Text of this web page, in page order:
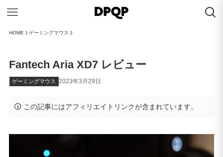
HOME ゲーミングマウス
Fantech Aria XD7 レビュー
ゲーミングマウス 2023年3月29日
この記事にはアフィリエイトリンクが含まれています。